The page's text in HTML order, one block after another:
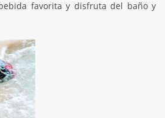
favorita y disfruta del baño y